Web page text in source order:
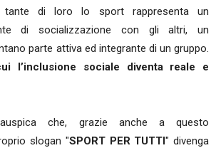
tante di loro lo sport rappresenta un
di socializzazione con gli altri, un
parte attiva ed integrante di un gruppo.
l’inclusione sociale diventa reale e
che, grazie anche a questo
slogan "SPORT PER TUTTI" divenga